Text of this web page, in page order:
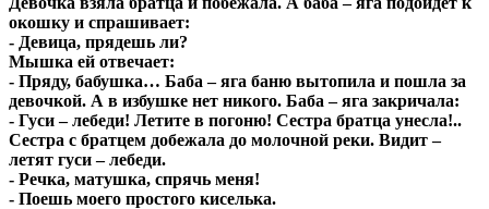
окошку и спрашивает:
- Девица, прядешь ли?
Мышка ей отвечает:
- Пряду, бабушка… Баба – яга баню вытопила и пошла за
девочкой. А в избушке нет никого. Баба – яга закричала:
- Гуси – лебеди! Летите в погоню! Сестра братца унесла!..
Сестра с братцем добежала до молочной реки. Видит –
летят гуси – лебеди.
- Речка, матушка, спрячь меня!
- Поешь моего простого киселька.